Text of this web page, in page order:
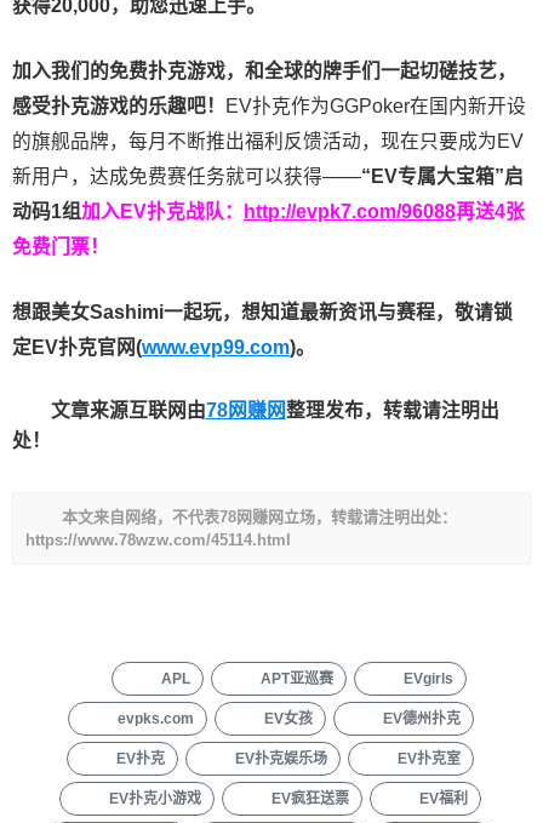
获得20,000，助您迅速上手。
加入我们的免费扑克游戏，和全球的牌手们一起切磋技艺，
感受扑克游戏的乐趣吧！
EV扑克作为GGPoker在国内新开设
的旗舰品牌，每月不断推出福利反馈活动，现在只要成为EV
新用户，达成免费赛任务就可以获得——“EV专属大宝箱”启
动码1组加入EV扑克战队： http://evpk7.com/96088再送4张
免费门票！
想跟美女Sashimi一起玩， 想知道最新资讯与赛程， 敬请锁
定EV扑克官网(www.evp99.com)。
文章来源互联网由78网赚网整理发布，转载请注明出
处！
本文来自网络，不代表78网赚网立场，转载请注明出处：
https://www.78wzw.com/45114.html
APL APT亚巡赛 EVgirls
evpks.com EV女孩 EV德州扑克
EV扑克 EV扑克娱乐场 EV扑克室
EV扑克小游戏 EV疯狂送票 EV福利